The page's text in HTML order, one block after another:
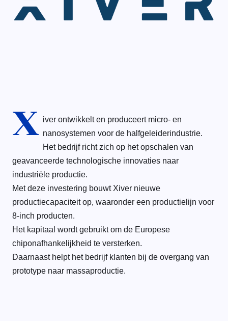
X iver ontwikkelt en produceert micro- en
nanosystemen voor de halfgeleiderindustrie.
Het bedrijf richt zich op het opschalen van
geavanceerde technologische innovaties naar
industriële productie.
Met deze investering bouwt Xiver nieuwe
productiecapaciteit op, waaronder een productielijn voor
8-inch producten.
Het kapitaal wordt gebruikt om de Europese
chiponafhankelijkheid te versterken.
Daarnaast helpt het bedrijf klanten bij de overgang van
prototype naar massaproductie.